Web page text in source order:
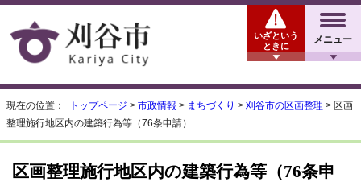
メニュー
いざという
ときに
現在の位置： トップページ > 市政情報 > まちづくり > 刈谷市の区画整理 > 区画
整理施行地区内の建築行為等（76条申請）
区画整理施行地区内の建築行為等（76条申